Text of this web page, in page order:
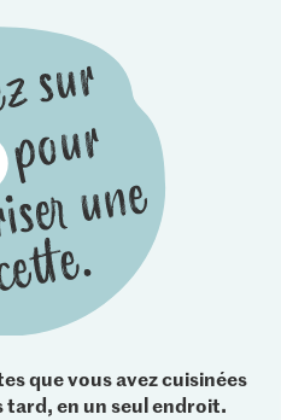
que vous avez cuisinées
tard, en un seul endroit.